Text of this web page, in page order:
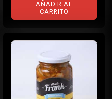
AÑADIR AL
CARRITO